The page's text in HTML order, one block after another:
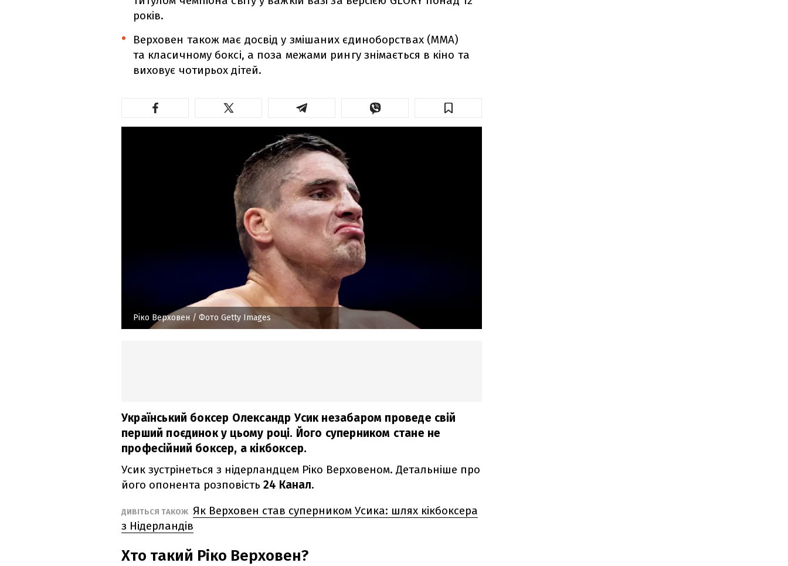
років.
Верховен також має досвід у змішаних єдиноборствах (ММА)
та класичному боксі, а поза межами рингу знімається в кіно та
виховує чотирьох дітей.
Ріко Верховен / Фото Getty Images
Український боксер Олександр Усик незабаром проведе свій
перший поєдинок у цьому році. Його суперником стане не
професійний боксер, а кікбоксер.
Усик зустрінеться з нідерландцем Ріко Верховеном. Детальніше про
його опонента розповість 24 Канал.
ДИВІТЬСЯ ТАКОЖ Як Верховен став суперником Усика: шлях кікбоксера
з Нідерландів
Хто такий Ріко Верховен?